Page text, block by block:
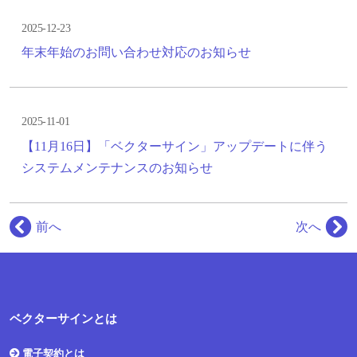
2025-12-23
年末年始のお問い合わせ対応のお知らせ
2025-11-01
【11月16日】「ベクターサイン」アップデートに伴う
システムメンテナンスのお知らせ
前へ 次へ
ベクターサインとは
電子契約とは